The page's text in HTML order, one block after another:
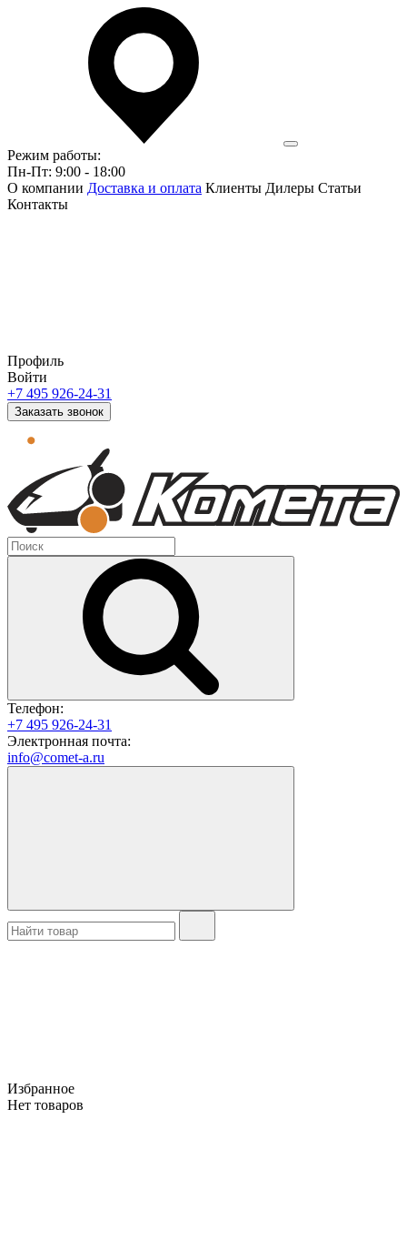
Режим работы:
Пн-Пт: 9:00 - 18:00
О компании Доставка и оплата Клиенты Дилеры Статьи
Контакты
Профиль
Войти
+7 495 926-24-31
Заказать звонок
Телефон:
+7 495 926-24-31
Электронная почта:
info@comet-a.ru
Избранное
Нет товаров